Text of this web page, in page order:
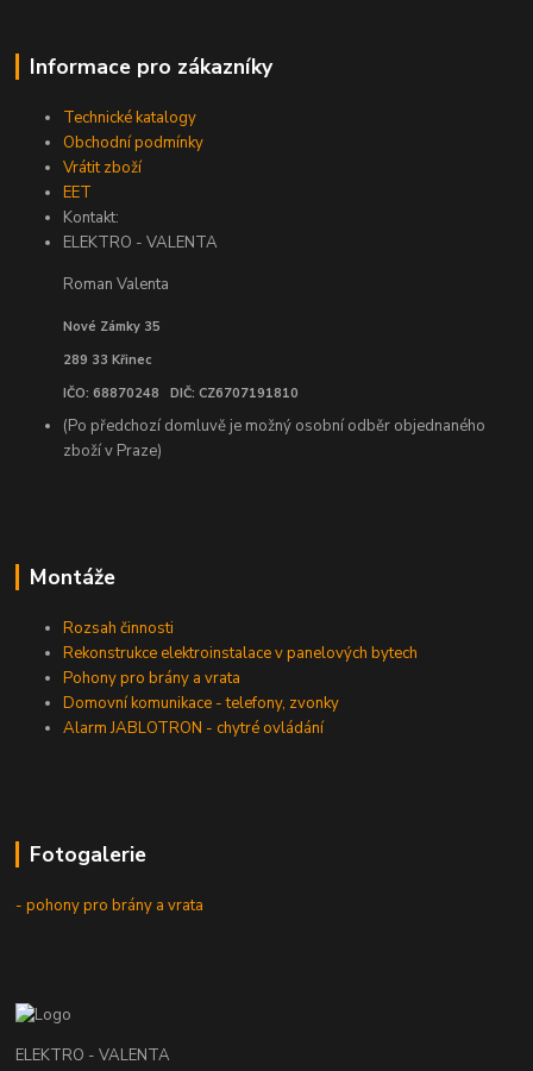
Informace pro zákazníky
Technické katalogy
Obchodní podmínky
Vrátit zboží
EET
Kontakt:
ELEKTRO - VALENTA
Roman Valenta
Nové Zámky 35
289 33 Křinec
IČO: 68870248 DIČ: CZ6707191810
(Po předchozí domluvě je možný osobní odběr objednaného
zboží v Praze)
Montáže
Rozsah činnosti
Rekonstrukce elektroinstalace v panelových bytech
Pohony pro brány a vrata
Domovní komunikace - telefony, zvonky
Alarm JABLOTRON - chytré ovládání
Fotogalerie
- pohony pro brány a vrata
ELEKTRO - VALENTA